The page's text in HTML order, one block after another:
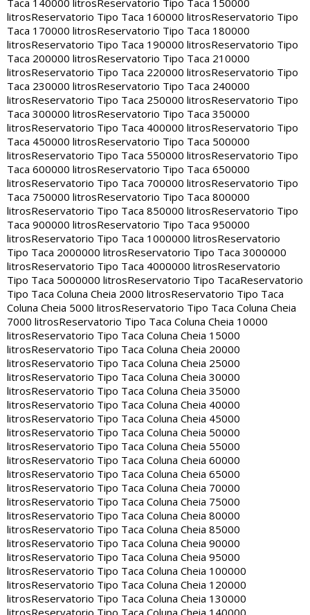
Taca 140000 litrosReservatorio Tipo Taca 150000
litrosReservatorio Tipo Taca 160000 litrosReservatorio Tipo
Taca 170000 litrosReservatorio Tipo Taca 180000
litrosReservatorio Tipo Taca 190000 litrosReservatorio Tipo
Taca 200000 litrosReservatorio Tipo Taca 210000
litrosReservatorio Tipo Taca 220000 litrosReservatorio Tipo
Taca 230000 litrosReservatorio Tipo Taca 240000
litrosReservatorio Tipo Taca 250000 litrosReservatorio Tipo
Taca 300000 litrosReservatorio Tipo Taca 350000
litrosReservatorio Tipo Taca 400000 litrosReservatorio Tipo
Taca 450000 litrosReservatorio Tipo Taca 500000
litrosReservatorio Tipo Taca 550000 litrosReservatorio Tipo
Taca 600000 litrosReservatorio Tipo Taca 650000
litrosReservatorio Tipo Taca 700000 litrosReservatorio Tipo
Taca 750000 litrosReservatorio Tipo Taca 800000
litrosReservatorio Tipo Taca 850000 litrosReservatorio Tipo
Taca 900000 litrosReservatorio Tipo Taca 950000
litrosReservatorio Tipo Taca 1000000 litrosReservatorio
Tipo Taca 2000000 litrosReservatorio Tipo Taca 3000000
litrosReservatorio Tipo Taca 4000000 litrosReservatorio
Tipo Taca 5000000 litrosReservatorio Tipo TacaReservatorio
Tipo Taca Coluna Cheia 2000 litrosReservatorio Tipo Taca
Coluna Cheia 5000 litrosReservatorio Tipo Taca Coluna Cheia
7000 litrosReservatorio Tipo Taca Coluna Cheia 10000
litrosReservatorio Tipo Taca Coluna Cheia 15000
litrosReservatorio Tipo Taca Coluna Cheia 20000
litrosReservatorio Tipo Taca Coluna Cheia 25000
litrosReservatorio Tipo Taca Coluna Cheia 30000
litrosReservatorio Tipo Taca Coluna Cheia 35000
litrosReservatorio Tipo Taca Coluna Cheia 40000
litrosReservatorio Tipo Taca Coluna Cheia 45000
litrosReservatorio Tipo Taca Coluna Cheia 50000
litrosReservatorio Tipo Taca Coluna Cheia 55000
litrosReservatorio Tipo Taca Coluna Cheia 60000
litrosReservatorio Tipo Taca Coluna Cheia 65000
litrosReservatorio Tipo Taca Coluna Cheia 70000
litrosReservatorio Tipo Taca Coluna Cheia 75000
litrosReservatorio Tipo Taca Coluna Cheia 80000
litrosReservatorio Tipo Taca Coluna Cheia 85000
litrosReservatorio Tipo Taca Coluna Cheia 90000
litrosReservatorio Tipo Taca Coluna Cheia 95000
litrosReservatorio Tipo Taca Coluna Cheia 100000
litrosReservatorio Tipo Taca Coluna Cheia 120000
litrosReservatorio Tipo Taca Coluna Cheia 130000